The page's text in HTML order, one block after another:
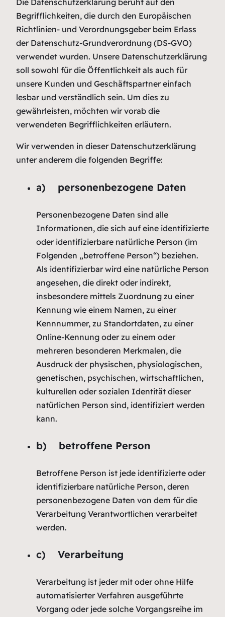
Die Datenschutzerklärung beruht auf den
Begrifflichkeiten, die durch den Europäischen
Richtlinien- und Verordnungsgeber beim Erlass
der Datenschutz-Grundverordnung (DS-GVO)
verwendet wurden. Unsere Datenschutzerklärung
soll sowohl für die Öffentlichkeit als auch für
unsere Kunden und Geschäftspartner einfach
lesbar und verständlich sein. Um dies zu
gewährleisten, möchten wir vorab die
verwendeten Begrifflichkeiten erläutern.
Wir verwenden in dieser Datenschutzerklärung
unter anderem die folgenden Begriffe:
a) personenbezogene Daten
Personenbezogene Daten sind alle
Informationen, die sich auf eine identifizierte
oder identifizierbare natürliche Person (im
Folgenden „betroffene Person“) beziehen.
Als identifizierbar wird eine natürliche Person
angesehen, die direkt oder indirekt,
insbesondere mittels Zuordnung zu einer
Kennung wie einem Namen, zu einer
Kennnummer, zu Standortdaten, zu einer
Online-Kennung oder zu einem oder
mehreren besonderen Merkmalen, die
Ausdruck der physischen, physiologischen,
genetischen, psychischen, wirtschaftlichen,
kulturellen oder sozialen Identität dieser
natürlichen Person sind, identifiziert werden
kann.
b) betroffene Person
Betroffene Person ist jede identifizierte oder
identifizierbare natürliche Person, deren
personenbezogene Daten von dem für die
Verarbeitung Verantwortlichen verarbeitet
werden.
c) Verarbeitung
Verarbeitung ist jeder mit oder ohne Hilfe
automatisierter Verfahren ausgeführte
Vorgang oder jede solche Vorgangsreihe im